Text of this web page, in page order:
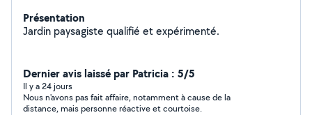
Présentation
Jardin paysagiste qualifié et expérimenté.
Dernier avis laissé par Patricia : 5/5
Il y a 24 jours
Nous n'avons pas fait affaire, notamment à cause de la
distance, mais personne réactive et courtoise.